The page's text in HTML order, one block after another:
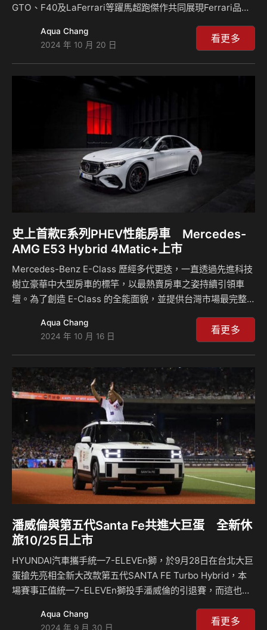
GTO、F40及LaFerrari等躍馬超跑傑作共同展現Ferrari品牌
推出劃時代的超級跑車。每款超跑均代表著當代尖端技術與創
新設計的巔峰水準，這些躍馬超跑專為Ferrari收藏家量身打
造，其問世便已奠定在車壇的傳奇地位。 Ferrari F80作為躍
馬超跑系列的最新力作，不僅展現內燃機動力所能企及的極致
造車工藝，同時還整合包含最新混合動力技術在內的多種先進
科技，進而呈現無可比擬的動力性能。從碳纖…
Aqua Chang
2024 年 10 月 20 日
看更多
史上首款E系列PHEV性能房車 Mercedes-
AMG E53 Hybrid 4Matic+上市
Mercedes-Benz E-Class 歷經多代更迭，一直透過先進科技
樹立豪華中大型房車的標竿，以最熱賣房車之姿持續引領車
壇。為了創造 E-Class 的全能面貌，並提供台灣市場最完整
式油電複合性能房車—Mercedes-AMG E 53 HYBRID
4MATIC+，以全新的 P2 插電式油電複合動力架構，結合
M256M 直列六缸渦輪引擎，創造出綜效 585 hp 的最大馬力
與 750 Nm 的最大扭力，實現 0-100 km/h 加速僅需 4.0 秒，
純電行駛模式高達 101 公里續航里程，讓車主可以享受內燃機
引擎的聲浪，…
Aqua Chang
2024 年 10 月 16 日
看更多
潘威倫與第五代Santa Fe共進大巨蛋 全新休
旅10/25日上市
HYUNDAI汽車攜手統一7-ELEVEn獅，於9月28日在台北大巨
蛋搶先亮相全新大改款第五代SANTA FE Turbo Hybrid，本
場賽事正值統一7-ELEVEn獅投手潘威倫的引退賽，而這也是
會向傳奇球星潘威倫致以最誠摯的敬意，同時亦讓獅迷與車迷
Aqua Chang
2024 年 9 月 30 日
看更多